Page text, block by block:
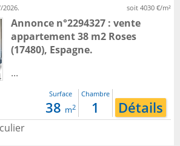
soit 4030 €/m²
Annonce n°2294327 : vente
appartement 38 m2 Roses
(17480), Espagne.
...
Surface
38 m2
Chambre
1 Détails